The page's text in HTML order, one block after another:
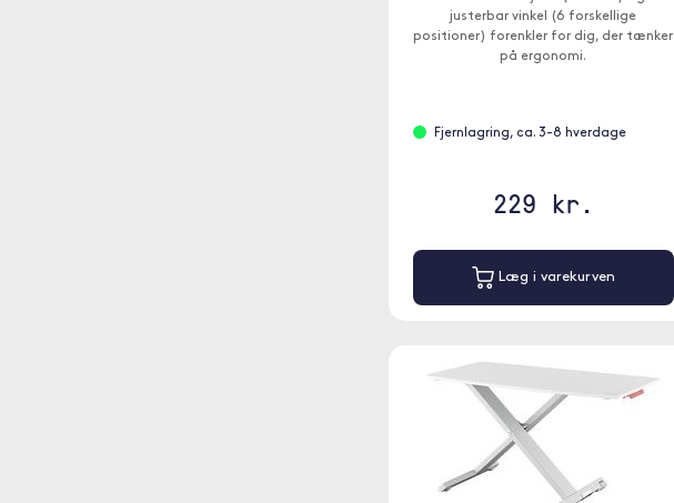
justerbar vinkel (6 forskellige
positioner) forenkler for dig, der tænker
på ergonomi.
Fjernlagring, ca. 3-8 hverdage
229 kr.
Læg i varekurven